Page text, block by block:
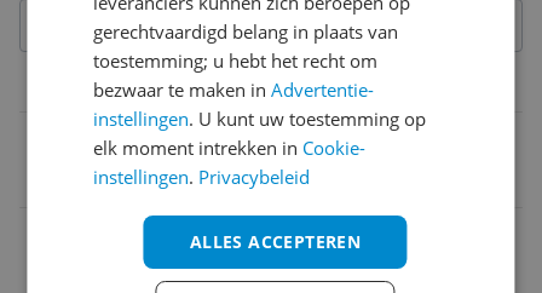
Productinformatie
Verpakkingsgewicht
Polyacrylate-13
gerechtvaardigd belang in plaats van
toestemming; u hebt het recht om
bezwaar te maken inAdvertentie-
instellingen. U kunt uw toestemming op
elk moment intrekken in Cookie-
instellingen. Privacybeleid
ALLES ACCEPTEREN